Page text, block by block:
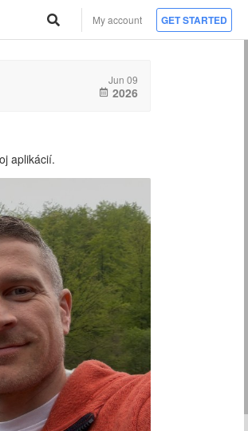
My account GET STARTED
Jun 09
2026
aplikácií.